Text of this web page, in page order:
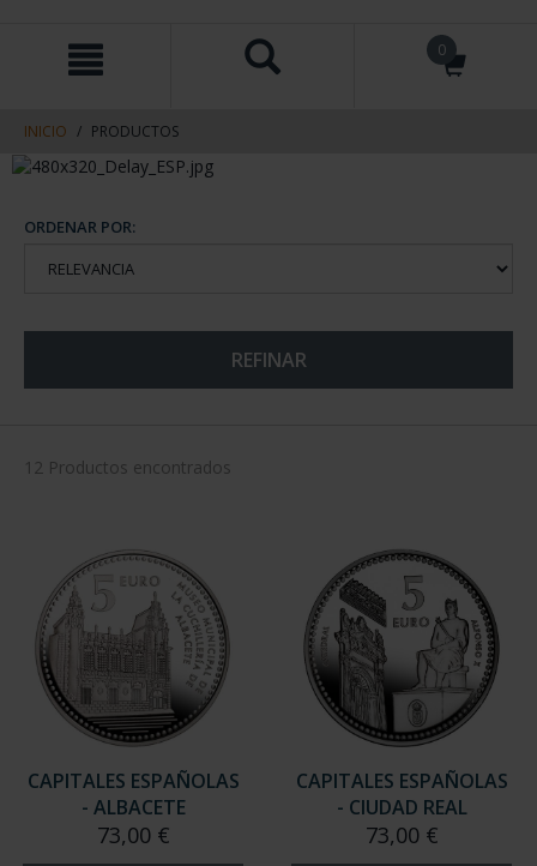
contenido
navegacin
0
INICIO PRODUCTOS
ORDENAR POR:
REFINAR
12 Productos encontrados
CAPITALES ESPAÑOLAS
- ALBACETE
73,00 €
CAPITALES ESPAÑOLAS
- CIUDAD REAL
73,00 €